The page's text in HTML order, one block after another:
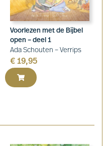
Voorlezen met de Bijbel
open – deel 1
Ada Schouten – Verrips
€ 19,95